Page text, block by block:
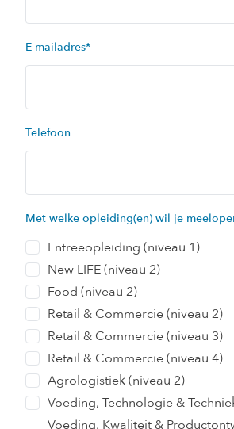
E-mailadres*
Telefoon
Met welke opleiding(en) wil je
Entreeopleiding (niveau 1)
New LIFE (niveau 2)
Food (niveau 2)
Retail & Commercie (niveau 2)
Retail & Commercie (niveau 3)
Retail & Commercie (niveau 4)
Agrologistiek (niveau 2)
Voeding, Technologie &
Voeding, Kwaliteit &